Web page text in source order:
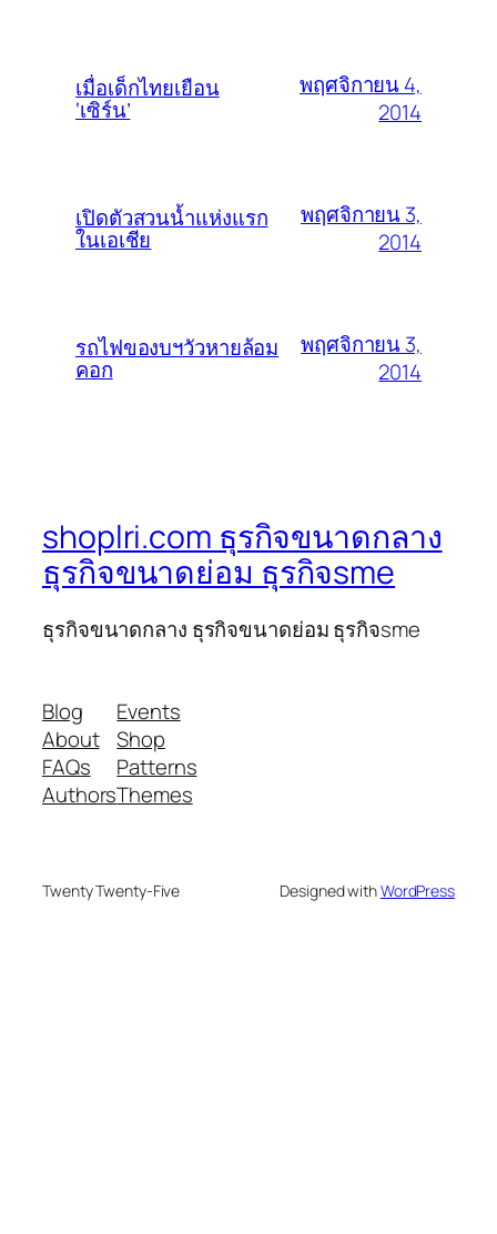
เมื่อเด็กไทยเยือน
‘เซิร์น’
พฤศจิกายน 4,
2014
เปิดตัวสวนน้ำแห่งแรก
ในเอเชีย
พฤศจิกายน 3,
2014
รถไฟของบฯวัวหายล้อม
คอก
พฤศจิกายน 3,
2014
shoplri.com ธุรกิจขนาดกลาง
ธุรกิจขนาดย่อม ธุรกิจsme
ธุรกิจขนาดกลาง ธุรกิจขนาดย่อม ธุรกิจsme
Blog
About
FAQs
Authors
Events
Shop
Patterns
Themes
Twenty Twenty-Five Designed withWordPress